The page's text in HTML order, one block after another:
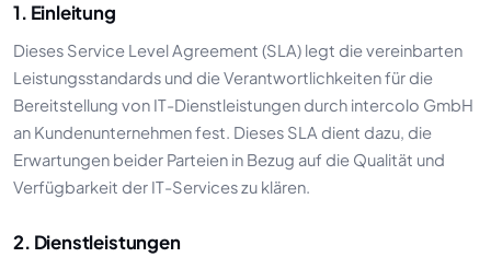
1. Einleitung
Dieses Service Level Agreement (SLA) legt die vereinbarten
Leistungsstandards und die Verantwortlichkeiten für die
Bereitstellung von IT-Dienstleistungen durch intercolo GmbH
an Kundenunternehmen fest. Dieses SLA dient dazu, die
Erwartungen beider Parteien in Bezug auf die Qualität und
Verfügbarkeit der IT-Services zu klären.
2. Dienstleistungen